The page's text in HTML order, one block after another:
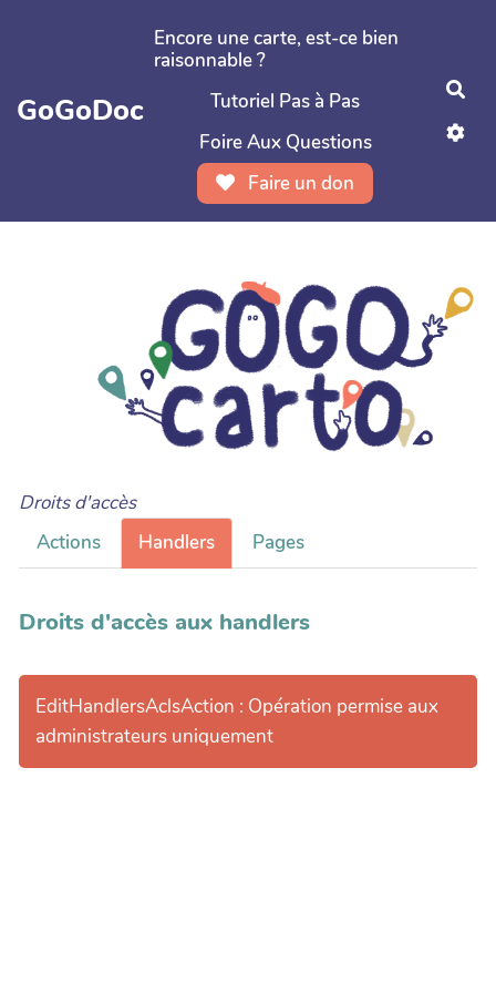
Aller au contenu principal
GoGoDoc
Encore une carte, est-ce bien
raisonnable ?
Tutoriel Pas à Pas
Foire Aux Questions
Faire un don
Droits d'accès
Actions
Handlers Pages
Droits d'accès aux handlers
EditHandlersAclsAction : Opération permise aux
administrateurs uniquement